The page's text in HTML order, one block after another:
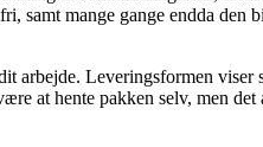
samt mange gange endda den
arbejde. Leveringsformen viser
at hente pakken selv, men